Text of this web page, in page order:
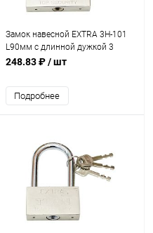
Замок навесной EXTRA 3H-101
L90мм с длинной дужкой 3
ключа
248.83 ₽/ шт
Подробнее